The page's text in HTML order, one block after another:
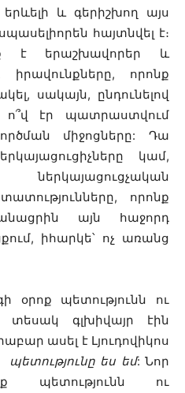
և գերիշխող այս
հայտնվել է։
է երաշխավորեր և
որոնք
սակայն, ընդունելով
էր պատրաստվում
միջոցները: Դա
կամ,
որոնք
այն հաջորդ
իհարկե՝ ոչ առանց
օրոք պետությունն ու
տեսակ գլխիվայր էին
ասել է Լյուդովիկոս
պետությունը ես եմ: Նոր
պետությունն ու